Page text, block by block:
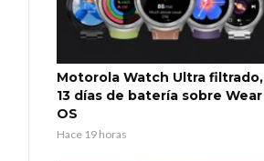
Motorola Watch Ultra filtrado,
13 días de batería sobre Wear
OS
Hace 19 horas